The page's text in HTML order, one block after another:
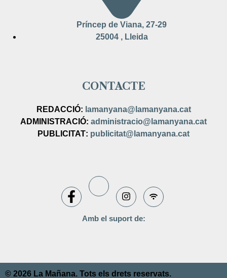
Príncep de Viana, 27-29
25004 , Lleida
CONTACTE
REDACCIÓ: lamanyana@lamanyana.cat
ADMINISTRACIÓ: administracio@lamanyana.cat
PUBLICITAT: publicitat@lamanyana.cat
Amb el suport de:
© 2026 La Mañana. Tots els drets reservats.